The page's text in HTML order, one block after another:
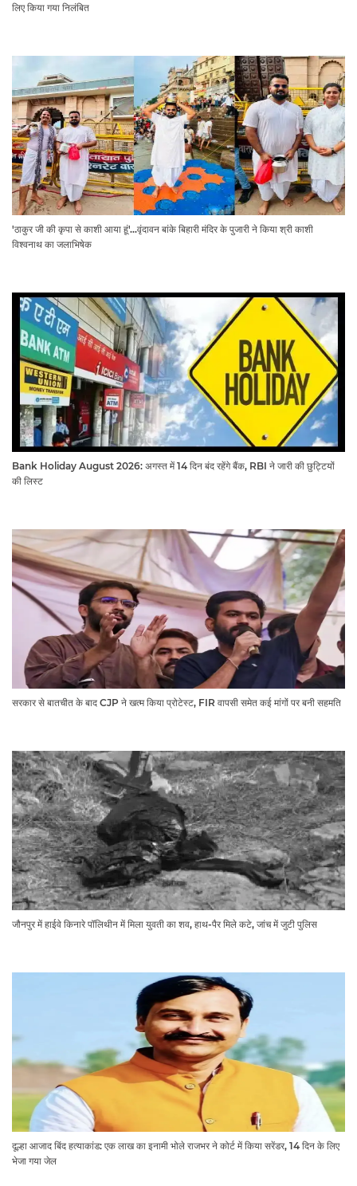
लिए किया गया निलंबित
'ठाकुर जी की कृपा से काशी आया हूं'...वृंदावन बांके बिहारी मंदिर के पुजारी ने किया श्री काशी
विश्वनाथ का जलाभिषेक
Bank Holiday August 2026: अगस्त में 14 दिन बंद रहेंगे बैंक, RBI ने जारी की छुट्टियों
की लिस्ट​​​​​​​
सरकार से बातचीत के बाद CJP ने खत्म किया प्रोटेस्ट, FIR वापसी समेत कई मांगों पर बनी सहमति
जौनपुर में हाईवे किनारे पॉलिथीन में मिला युवती का शव, हाथ-पैर मिले कटे, जांच में जुटी पुलिस
दूल्हा आजाद बिंद हत्याकांड: एक लाख का इनामी भोले राजभर ने कोर्ट में किया सरेंडर, 14 दिन के लिए
भेजा गया जेल